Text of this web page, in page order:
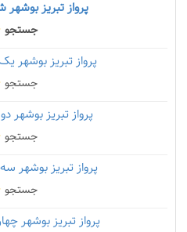
پرواز تبریز بوشهر
جستجو
پرواز تبریز بوشهر
جستجو
پرواز تبریز بوشهر
جستجو
پرواز تبریز بوشهر
جستجو
پرواز تبریز بوشهر